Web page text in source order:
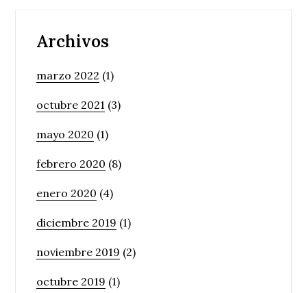
Archivos
marzo 2022 (1)
octubre 2021 (3)
mayo 2020 (1)
febrero 2020 (8)
enero 2020 (4)
diciembre 2019 (1)
noviembre 2019 (2)
octubre 2019 (1)